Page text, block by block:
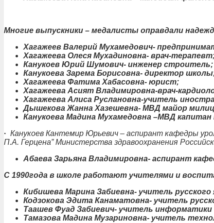
Многие выпускники – медалисты оправдали
Хагажеев Валерий Мухамедович-
Хагажеева Олеся Мухадиновна- врач-
Канукоев Юрий Шумович- инженер строитель;
Канукоева Зарема Борисовна- директор
Хагажеева Фатима Хабасовна- юрист;
Хагажеева Асият Владимировна-врач-
Хагажеева Алиса Руслановна-учитель
Дышекова Жанна Хазешевна- МВД майор
Канукоева Мадина Мухамедовна –МВД
· Канукоев Кантемир Юрьевич – аспирант кафедры
П.А. Герцена” Министерства здравоохранения
Абаева Зарьяна Владимировна- аспирант
С 1990года в школе работают учителями и
Кибишева Марина Забиевна- учитель
Кодзокова Эдита Канаматовна- учитель
Таашев Фуад Забиевич- учитель информатики
Тамазова Мадина Музариновна- учитель